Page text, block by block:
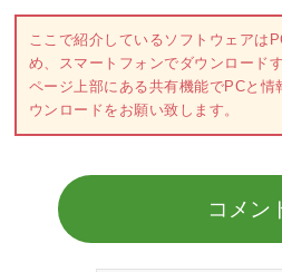
ここで紹介しているソフトウェアは
め、スマートフォンでダウンロード
ページ上部にある共有機能でPCと
ウンロードをお願い致します。
コメン